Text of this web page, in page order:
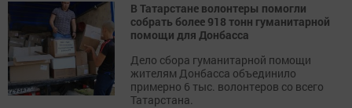
В Татарстане волонтеры помогли
собрать более 918 тонн гуманитарной
помощи для Донбасса
Дело сбора гуманитарной помощи
жителям Донбасса объединило
примерно 6 тыс. волонтеров со всего
Татарстана.